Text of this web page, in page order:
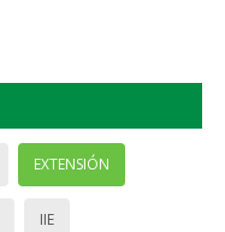
EXTENSIÓN
IIE